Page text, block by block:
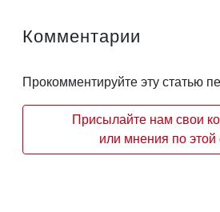
Комментарии
Прокомментируйте эту статью
Присылайте нам свои
или мнения по этой